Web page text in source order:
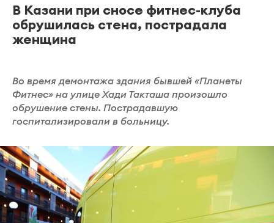
В Казани при сносе фитнес-клуба
обрушилась стена, пострадала
женщина
Во время демонтажа здания бывшей «Планеты
Фитнес» на улице Хади Такташа произошло
обрушение стены. Пострадавшую
госпитализировали в больницу.